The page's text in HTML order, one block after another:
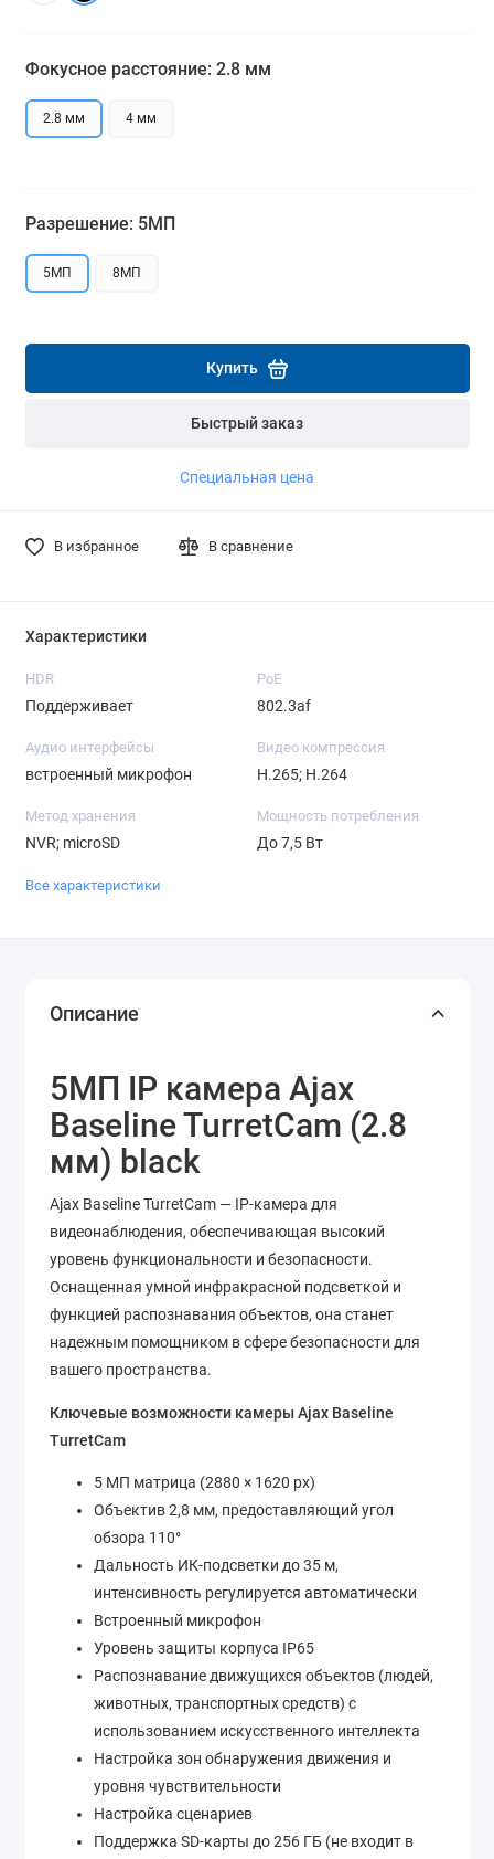
Фокусное расстояние: 2.8 мм
2.8 мм 4 мм
Разрешение: 5МП
5МП 8МП
Купить
Быстрый заказ
Специальная цена
В избранное В сравнение
Характеристики
HDR
Поддерживает
PoE
802.3af
Аудио интерфейсы
встроенный микрофон
Видео компрессия
H.265; H.264
Метод хранения
NVR; microSD
Мощность потребления
До 7,5 Вт
Все характеристики
Описание
5МП IP камера Ajax
Baseline TurretCam (2.8
мм) black
Ajax Baseline TurretCam — IP-камера для
видеонаблюдения, обеспечивающая высокий
уровень функциональности и безопасности.
Оснащенная умной инфракрасной подсветкой и
функцией распознавания объектов, она станет
надежным помощником в сфере безопасности для
вашего пространства.
Ключевые возможности камеры Ajax Baseline
TurretCam
5 МП матрица (2880 × 1620 px)
Объектив 2,8 мм, предоставляющий угол
обзора 110°
Дальность ИК-подсветки до 35 м,
интенсивность регулируется автоматически
Встроенный микрофон
Уровень защиты корпуса IP65
Распознавание движущихся объектов (людей,
животных, транспортных средств) с
использованием искусственного интеллекта
Настройка зон обнаружения движения и
уровня чувствительности
Настройка сценариев
Поддержка SD-карты до 256 ГБ (не входит в